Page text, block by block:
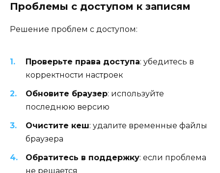
Проблемы с доступом к записям
Решение проблем с доступом:
Проверьте права доступа: убедитесь в
корректности настроек
Обновите браузер: используйте
последнюю версию
Очистите кеш: удалите временные файлы
браузера
Обратитесь в поддержку: если проблема
не решается